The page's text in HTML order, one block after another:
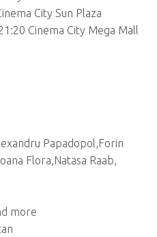
City Sun Plaza
Cinema City Mega Mall
Papadopol,Forin
Flora,Natasa Raab,
more